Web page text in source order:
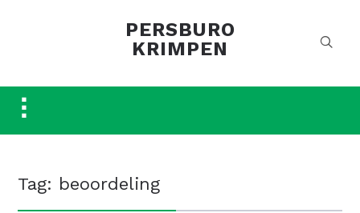
PERSBURO
KRIMPEN
Toggle
sidebar
Tag: beoordeling